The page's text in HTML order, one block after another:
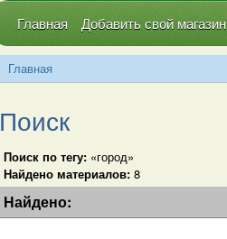
Главная Добавить свой магазин
Главная
Поиск
Поиск по тегу: «город»
Найдено материалов: 8
Найдено: